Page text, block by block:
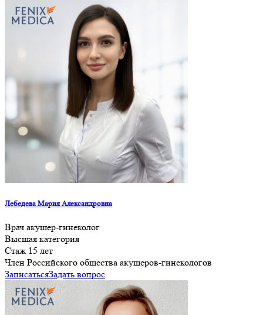
Лебедева Мария Александровна
Врач акушер-гинеколог
Высшая категория
Стаж 15 лет
Член Российского общества акушеров-гинекологов
ЗаписатьсяЗадать вопрос